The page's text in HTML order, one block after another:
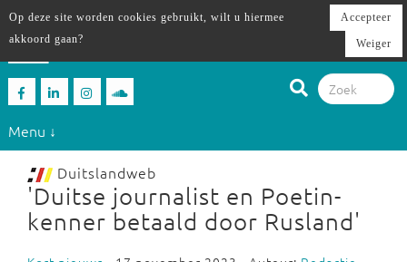
Menu ↓
Duitslandweb
'Duitse journalist en Poetin-
kenner betaald door Rusland'
Op deze site worden cookies gebruikt, wilt u hiermee
akkoord gaan?
Accepteer
Weiger